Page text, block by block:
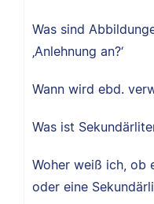
Was sind
‚Anlehnung an?‘
Wann wird ebd.
Was ist
Woher weiß ich, ob
oder eine